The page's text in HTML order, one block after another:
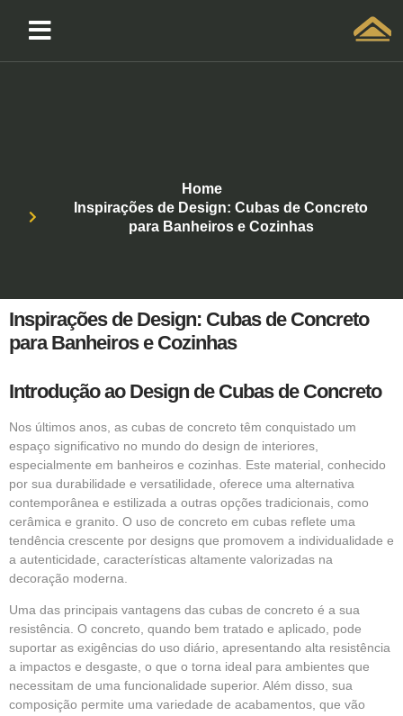
Home
Inspirações de Design: Cubas de Concreto
para Banheiros e Cozinhas
Inspirações de Design: Cubas de Concreto
para Banheiros e Cozinhas
Introdução ao Design de Cubas de Concreto
Nos últimos anos, as cubas de concreto têm conquistado um
espaço significativo no mundo do design de interiores,
especialmente em banheiros e cozinhas. Este material, conhecido
por sua durabilidade e versatilidade, oferece uma alternativa
contemporânea e estilizada a outras opções tradicionais, como
cerâmica e granito. O uso de concreto em cubas reflete uma
tendência crescente por designs que promovem a individualidade e
a autenticidade, características altamente valorizadas na
decoração moderna.
Uma das principais vantagens das cubas de concreto é a sua
resistência. O concreto, quando bem tratado e aplicado, pode
suportar as exigências do uso diário, apresentando alta resistência
a impactos e desgaste, o que o torna ideal para ambientes que
necessitam de uma funcionalidade superior. Além disso, sua
composição permite uma variedade de acabamentos, que vão